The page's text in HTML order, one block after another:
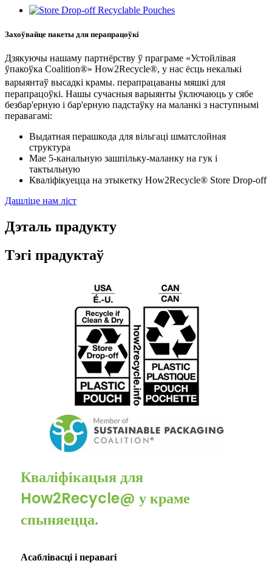
Захоўвайце пакеты для перапрацоўкі
Дзякуючы нашаму партнёрству ў праграме «Устойлівая
ўпакоўка Coalition®» How2Recycle®, у нас ёсць некалькі
варыянтаў высадкі крамы. перапрацаваны мяшкі для
перапрацоўкі. Нашы сучасныя варыянты ўключаюць у сябе
безбар'ерную і бар'ерную падстаўку на маланкі з наступнымі
перавагамі:
Выдатная перашкода для вільгаці шматслойная
структура
Мае 5-канальную зашпільку-маланку на гук і
тактыльную
Кваліфікуецца на этыкетку How2Recycle® Store Drop-off
Дашліце нам ліст
Дэталь прадукту
Тэгі прадуктаў
Кваліфікацыя для
How2Recycle@ у краме
спыняецца.
Асаблівасці і перавагі